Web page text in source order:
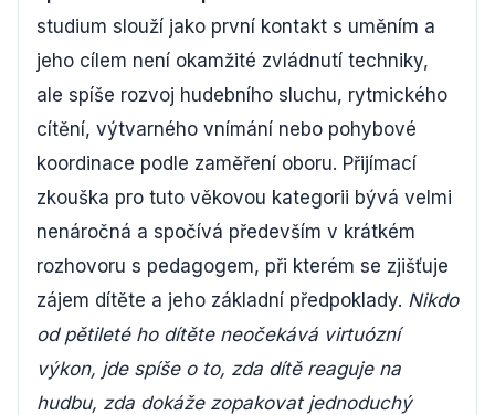
studium slouží jako první kontakt s uměním a
jeho cílem není okamžité zvládnutí techniky,
ale spíše rozvoj hudebního sluchu, rytmického
cítění, výtvarného vnímání nebo pohybové
koordinace podle zaměření oboru. Přijímací
zkouška pro tuto věkovou kategorii bývá velmi
nenáročná a spočívá především v krátkém
rozhovoru s pedagogem, při kterém se zjišťuje
zájem dítěte a jeho základní předpoklady. Nikdo
od pětileté ho dítěte neočekává virtuózní
výkon, jde spíše o to, zda dítě reaguje na
hudbu, zda dokáže zopakovat jednoduchý